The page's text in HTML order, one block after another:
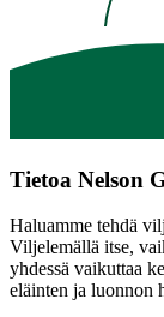
Tietoa Nelson
Haluamme tehdä
Viljelemällä itse,
yhdessä vaikuttaa
eläinten ja luonnon